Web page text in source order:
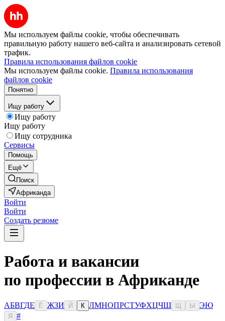
Мы используем файлы cookie, чтобы обеспечивать
правильную работу нашего веб-сайта и анализировать сетевой
трафик.
Правила использования файлов cookie
Мы используем файлы cookie. Правила использования
файлов cookie
Понятно
Ищу работу
Ищу работу
Ищу работу
Ищу сотрудника
Сервисы
Помощь
Ещё
Поиск
Африканда
Войти
Войти
Создать резюме
Работа и вакансии
по профессии в Африканде
АБВГДЕ Ё ЖЗИ Й К ЛМНОПРСТУФХЦЧШ Ы ЭЮ
Я
#